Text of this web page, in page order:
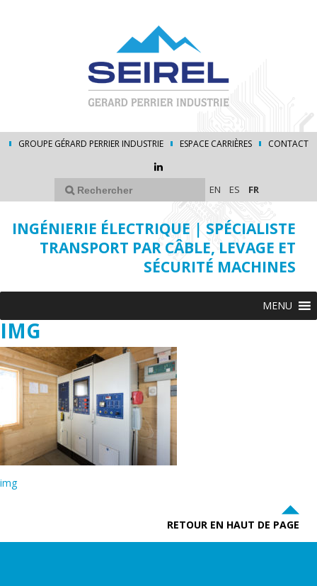
GROUPE GÉRARD PERRIER INDUSTRIE ESPACE CARRIÈRES CONTACT
EN ES FR
INGÉNIERIE ÉLECTRIQUE | SPÉCIALISTE
TRANSPORT PAR CÂBLE, LEVAGE ET
SÉCURITÉ MACHINES
MENU
IMG
img
RETOUR EN HAUT DE PAGE